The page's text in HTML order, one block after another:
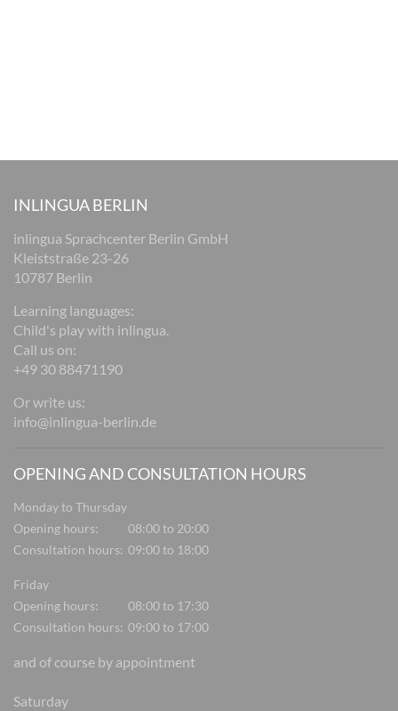
INLINGUA BERLIN
inlingua Sprachcenter Berlin GmbH
Kleiststraße 23-26
10787 Berlin
Learning languages:
Child's play with inlingua.
Call us on:
+49 30 88471190
Or write us:
info@inlingua-berlin.de
OPENING AND CONSULTATION HOURS
Monday to Thursday
Opening hours:
08:00 to 20:00
Consultation hours: 09:00 to 18:00
Friday
Opening hours:
08:00 to 17:30
Consultation hours: 09:00 to 17:00
and of course by appointment
Saturday